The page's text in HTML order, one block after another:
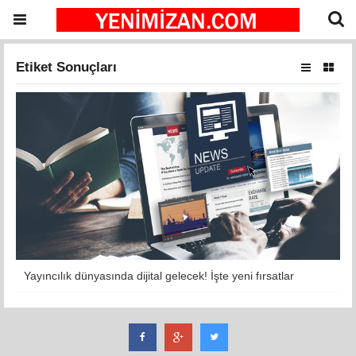
Etiket Sonuçları
Yayıncılık dünyasında dijital gelecek! İşte yeni fırsatlar